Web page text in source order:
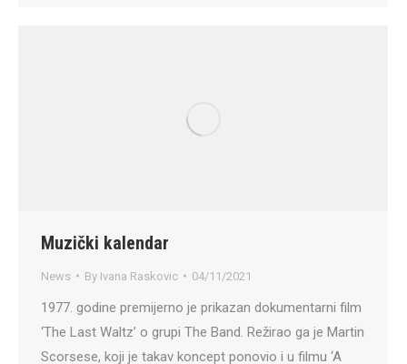
Muzički kalendar
News By Ivana Raskovic 04/11/2021
1977. godine premijerno je prikazan dokumentarni film
‘The Last Waltz’ o grupi The Band. Režirao ga je Martin
Scorsese, koji je takav koncept ponovio i u filmu ‘A